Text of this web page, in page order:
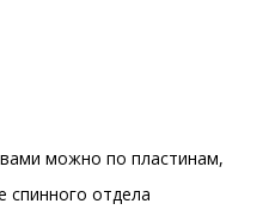
можно по пластинам,
отдела